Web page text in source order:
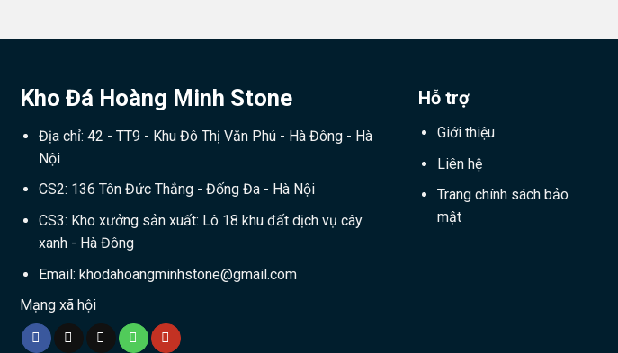
Kho Đá Hoàng Minh Stone
Địa chỉ: 42 - TT9 - Khu Đô Thị Văn Phú - Hà Đông - Hà
Nội
CS2: 136 Tôn Đức Thắng - Đống Đa - Hà Nội
CS3: Kho xưởng sản xuất: Lô 18 khu đất dịch vụ cây
xanh - Hà Đông
Email: khodahoangminhstone@gmail.com
Mạng xã hội
Hỗ trợ
Giới thiệu
Liên hệ
Trang chính sách bảo
mật